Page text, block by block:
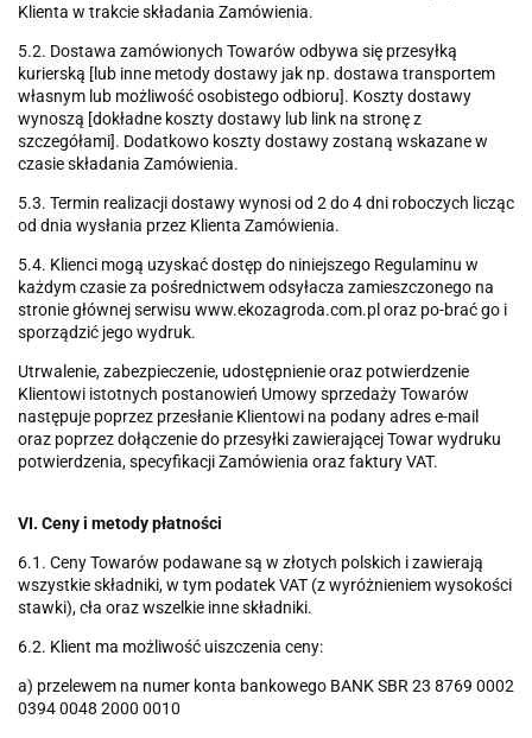
Klienta w trakcie składania Zamówienia.
5.2. Dostawa zamówionych Towarów odbywa się przesyłką
kurierską [lub inne metody dostawy jak np. dostawa transportem
własnym lub możliwość osobistego odbioru]. Koszty dostawy
wynoszą [dokładne koszty dostawy lub link na stronę z
szczegółami]. Dodatkowo koszty dostawy zostaną wskazane w
czasie składania Zamówienia.
5.3. Termin realizacji dostawy wynosi od 2 do 4 dni roboczych licząc
od dnia wysłania przez Klienta Zamówienia.
5.4. Klienci mogą uzyskać dostęp do niniejszego Regulaminu w
każdym czasie za pośrednictwem odsyłacza zamieszczonego na
stronie głównej serwisu www.ekozagroda.com.pl oraz po-brać go i
sporządzić jego wydruk.
Utrwalenie, zabezpieczenie, udostępnienie oraz potwierdzenie
Klientowi istotnych postanowień Umowy sprzedaży Towarów
następuje poprzez przesłanie Klientowi na podany adres e-mail
oraz poprzez dołączenie do przesyłki zawierającej Towar wydruku
potwierdzenia, specyfikacji Zamówienia oraz faktury VAT.
VI. Ceny i metody płatności
6.1. Ceny Towarów podawane są w złotych polskich i zawierają
wszystkie składniki, w tym podatek VAT (z wyróżnieniem wysokości
stawki), cła oraz wszelkie inne składniki.
6.2. Klient ma możliwość uiszczenia ceny:
a) przelewem na numer konta bankowego BANK SBR 23 8769 0002
0394 0048 2000 0010